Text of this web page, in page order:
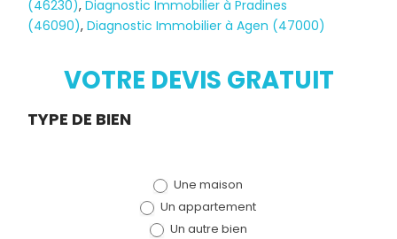
Diagnostic
(46230),Diagnostic Immobilier à Pradines
(46090),Diagnostic Immobilier à Agen (47000)
VOTRE DEVIS GRATUIT
Demande
TYPE DE BIEN
Une maison
Un appartement
Un autre bien